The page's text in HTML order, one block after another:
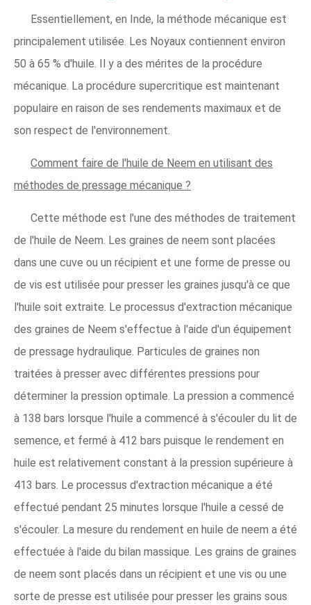
Essentiellement, en Inde, la méthode mécanique est
principalement utilisée. Les Noyaux contiennent environ
50 à 65 % d'huile. Il y a des mérites de la procédure
mécanique. La procédure supercritique est maintenant
populaire en raison de ses rendements maximaux et de
son respect de l'environnement.
Comment faire de l'huile de Neem en utilisant des
méthodes de pressage mécanique ?
Cette méthode est l'une des méthodes de traitement
de l'huile de Neem. Les graines de neem sont placées
dans une cuve ou un récipient et une forme de presse ou
de vis est utilisée pour presser les graines jusqu'à ce que
l'huile soit extraite. Le processus d'extraction mécanique
des graines de Neem s'effectue à l'aide d'un équipement
de pressage hydraulique. Particules de graines non
traitées à presser avec différentes pressions pour
déterminer la pression optimale. La pression a commencé
à 138 bars lorsque l'huile a commencé à s'écouler du lit de
semence, et fermé à 412 bars puisque le rendement en
huile est relativement constant à la pression supérieure à
413 bars. Le processus d'extraction mécanique a été
effectué pendant 25 minutes lorsque l'huile a cessé de
s'écouler. La mesure du rendement en huile de neem a été
effectuée à l'aide du bilan massique. Les grains de graines
de neem sont placés dans un récipient et une vis ou une
sorte de presse est utilisée pour presser les grains sous